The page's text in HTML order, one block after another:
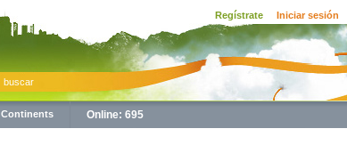
Regístrate Iniciar sesión
Continents Online: 695